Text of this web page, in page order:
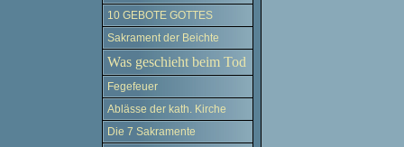
10 GEBOTE GOTTES
Sakrament der Beichte
Was geschieht beim Tod
Fegefeuer
Ablässe der kath. Kirche
Die 7 Sakramente